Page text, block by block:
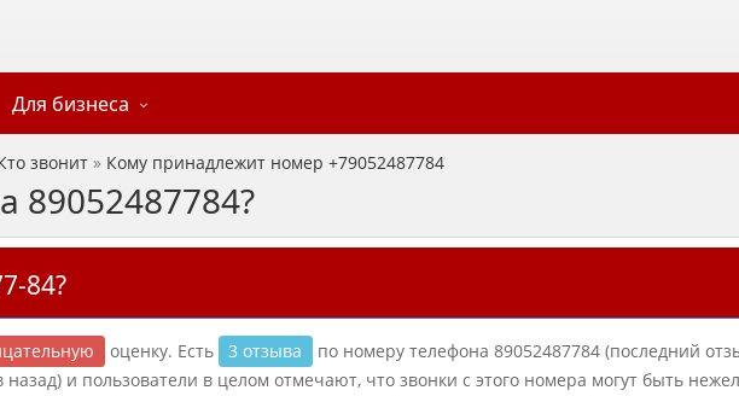
Для бизнеса
звонит » Кому принадлежит номер +79052487784
89052487784?
84?
оценку. Есть 3 отзыва
по номеру телефона 89052487784 (последний
и пользователи в целом отмечают, что звонки с этого номера могут быть